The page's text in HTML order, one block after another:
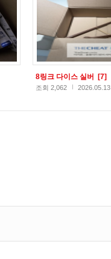
8링크 다이스 실버 [7]
조회 2,062 2026.05.13